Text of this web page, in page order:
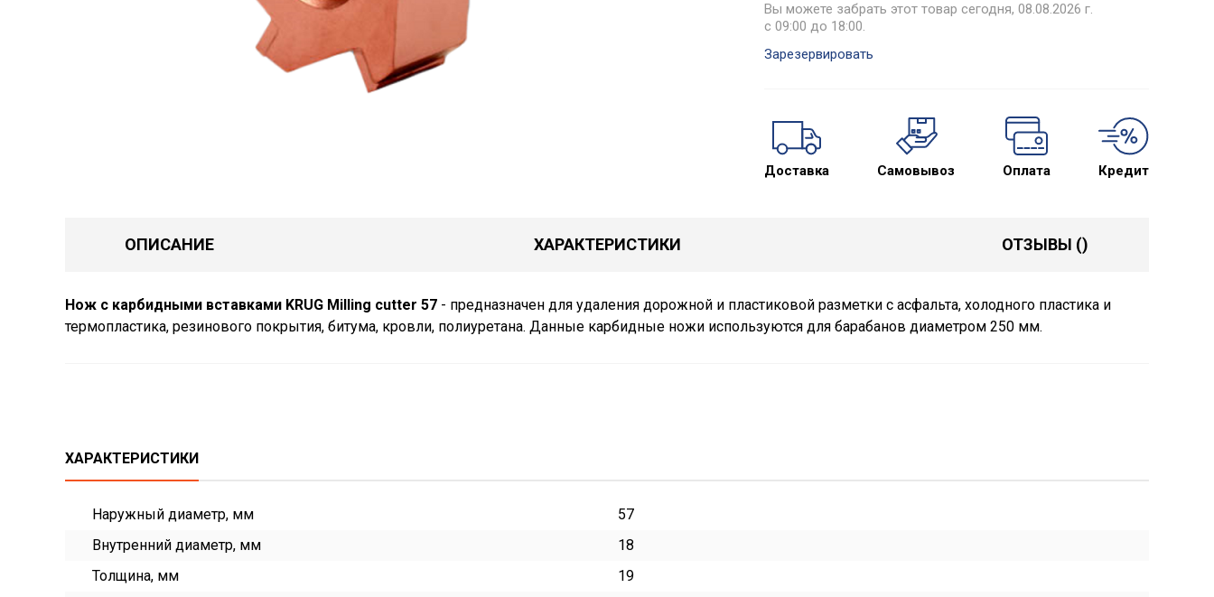
Вы можете забрать этот товар сегодня, 08.08.2026 г.
с 09:00 до 18:00.
Зарезервировать
Доставка Самовывоз Оплата Кредит
ОПИСАНИЕ ХАРАКТЕРИСТИКИ ОТЗЫВЫ ()
Нож с карбидными вставками KRUG Milling cutter 57 - предназначен для удаления дорожной и пластиковой разметки с асфальта, холодного пластика и
термопластика, резинового покрытия, битума, кровли, полиуретана. Данные карбидные ножи используются для барабанов диаметром 250 мм.
ХАРАКТЕРИСТИКИ
Наружный диаметр, мм
57
Внутренний диаметр, мм
18
Толщина, мм
19